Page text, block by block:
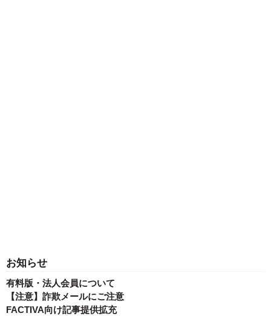
お知らせ
有料版・法人会員について
【注意】詐欺メールにご注意
FACTIVA向け記事提供拡充